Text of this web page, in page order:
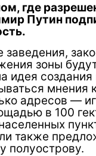
где
Путин
зоны
идея создания
мнения
адресов —
в 100
также
полуострову.